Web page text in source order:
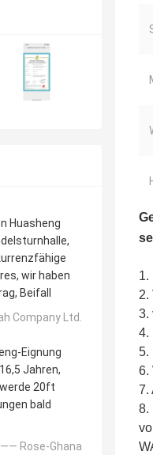
Huasheng
wir haben
Beifall
Company Ltd.
Eignung
Jahren,
20ft
bald
—— Rose-Ghana
1.
2.
3.
4.
5.
6.
7.
8.